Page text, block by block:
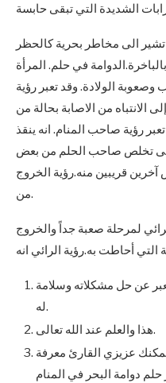
تشير الى مخاطر بحرية كالحظر
في حلم. المرأة
الولادة. وقد تعبر رؤية
الانتباه من الاصابة بحالة من
رؤية صاحب المنام. انه ينقذ
تخلص صاحب الحلم من بعض
قريبين منه.رؤية الخروج
من.
لمرحلة صعبة جداً والخروج
عن حل مشكلاته وسلامة
له.
هذا والعلم عند الله تعالى.
عزيزي القارئ معرفة